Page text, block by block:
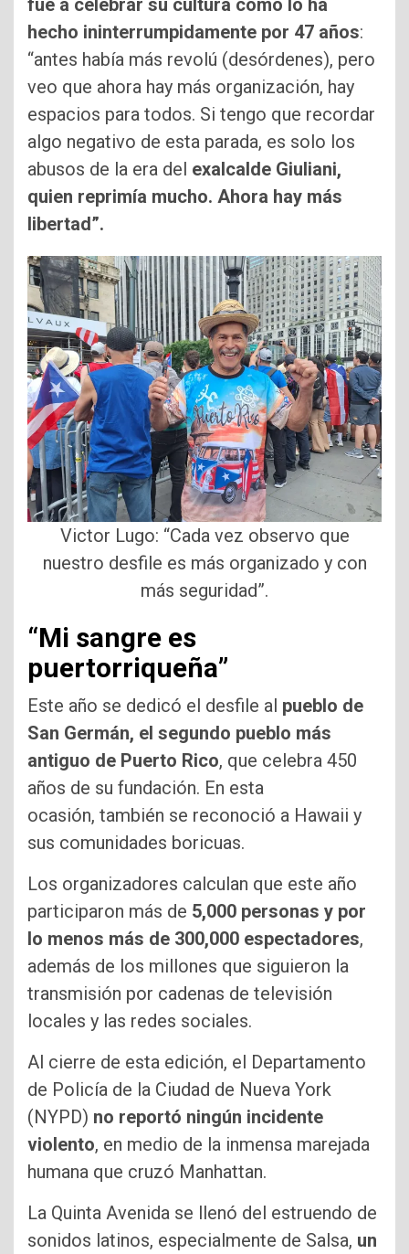
fue a celebrar su cultura como lo ha
hecho ininterrumpidamente por 47 años:
“antes había más revolú (desórdenes), pero
veo que ahora hay más organización, hay
espacios para todos. Si tengo que recordar
algo negativo de esta parada, es solo los
abusos de la era del exalcalde Giuliani,
quien reprimía mucho. Ahora hay más
libertad”.
Victor Lugo: “Cada vez observo que
nuestro desfile es más organizado y con
más seguridad”.
“Mi sangre es
puertorriqueña”
Este año se dedicó el desfile al pueblo de
San Germán, el segundo pueblo más
antiguo de Puerto Rico, que celebra 450
años de su fundación. En esta
ocasión, también se reconoció a Hawaii y
sus comunidades boricuas.
Los organizadores calculan que este año
participaron más de 5,000 personas y por
lo menos más de 300,000 espectadores,
además de los millones que siguieron la
transmisión por cadenas de televisión
locales y las redes sociales.
Al cierre de esta edición, el Departamento
de Policía de la Ciudad de Nueva York
(NYPD) no reportó ningún incidente
violento, en medio de la inmensa marejada
humana que cruzó Manhattan.
La Quinta Avenida se llenó del estruendo de
sonidos latinos, especialmente de Salsa, un